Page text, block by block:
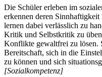
Die Schüler erleben im
erkennen deren
lernen dabei verlässlich zu
Kritik und Selbstkritik zu
Konflikte gewaltfrei zu lösen.
Bereitschaft, sich in die
zu können und sich
[Sozialkompetenz]